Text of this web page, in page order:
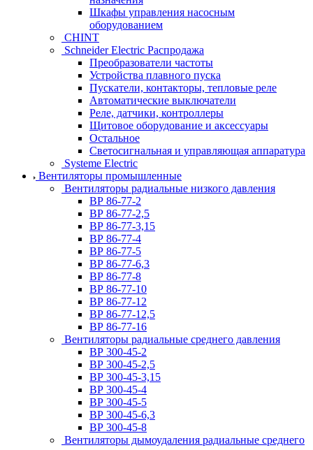
Шкафы управления насосным
оборудованием
CHINT
Schneider Electric Распродажа
Преобразователи частоты
Устройства плавного пуска
Пускатели, контакторы, тепловые реле
Автоматические выключатели
Реле, датчики, контроллеры
Щитовое оборудование и аксессуары
Остальное
Светосигнальная и управляющая аппаратура
Systeme Electric
Вентиляторы промышленные
Вентиляторы радиальные низкого давления
ВР 86-77-2
ВР 86-77-2,5
ВР 86-77-3,15
ВР 86-77-4
ВР 86-77-5
ВР 86-77-6,3
ВР 86-77-8
ВР 86-77-10
ВР 86-77-12
ВР 86-77-12,5
ВР 86-77-16
Вентиляторы радиальные среднего давления
ВР 300-45-2
ВР 300-45-2,5
ВР 300-45-3,15
ВР 300-45-4
ВР 300-45-5
ВР 300-45-6,3
ВР 300-45-8
Вентиляторы дымоудаления радиальные среднего